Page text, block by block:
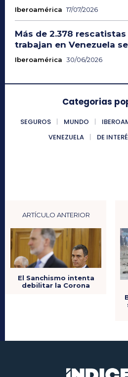
Iberoamérica 17/07/2026
Más de 2.378
trabajan en Venezuela
Iberoamérica 30/06/2026
Categorias
SEGUROS MUNDO
VENEZUELA
DE
ARTÍCULO ANTERIOR
El Sanchismo intenta
debilitar la Corona